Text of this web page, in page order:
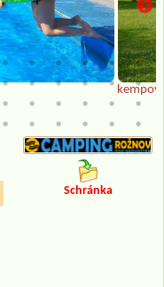
Schránka